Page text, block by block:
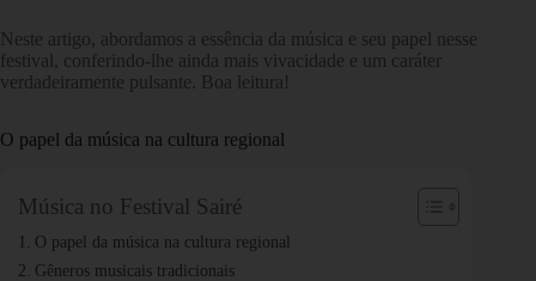
Neste artigo, abordamos a essência da música e seu papel nesse
festival, conferindo-lhe ainda mais vivacidade e um caráter
verdadeiramente pulsante. Boa leitura!
O papel da música na cultura regional
Música no Festival Sairé
O papel da música na cultura regional
Gêneros musicais tradicionais